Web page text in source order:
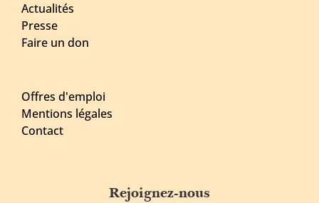
Actualités
Presse
Faire un don
Offres d'emploi
Mentions légales
Contact
Rejoignez-nous